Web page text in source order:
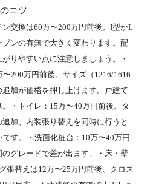
コツ
ン交換は60万〜200万円前後。I型かL
ンの有無で大きく変わります。配
りやすい点に注意しましょう。・
200万円前後。サイズ（1216/1616
加が価格を押し上げます。戸建て
・トイレ：15万〜40万円前後。タ
加、内装張り替えを同時に行うと
す。・洗面化粧台：10万〜40万円
グレードで差が出ます。・床・壁
張替えは12万〜25万円前後、クロス